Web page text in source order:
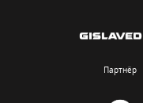
Партнёр